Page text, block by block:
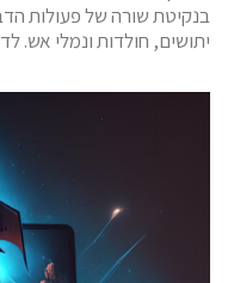
בנקיטת שורה של פעולות
יתושים, חולדות ונמלי אש.